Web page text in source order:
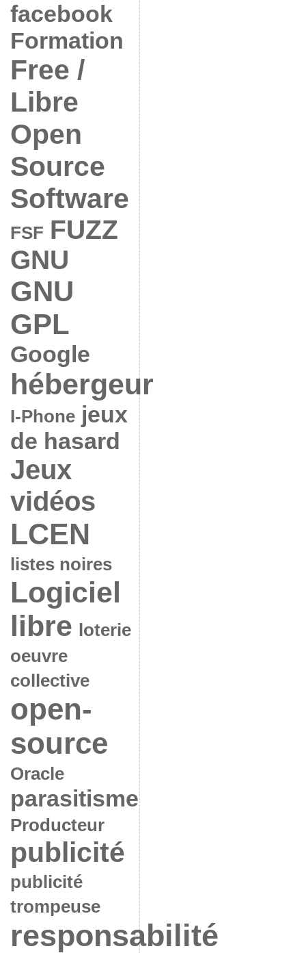
facebook
Formation
Free /
Libre
Open
Source
Software
FSF FUZZ
GNU
GNU
GPL
Google
hébergeur
I-Phone jeux
de hasard
Jeux
vidéos
LCEN
listes noires
Logiciel
libre
loterie
oeuvre
collective
open-
source
Oracle
parasitisme
Producteur
publicité
publicité
trompeuse
responsabilité